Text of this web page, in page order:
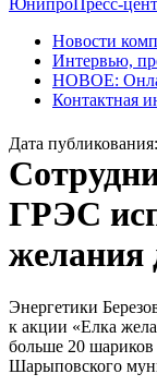
ЮнипроПресс-
Новости
Интервью,
НОВОЕ:
Контактная
Дата
ГРЭС
желания
Энергетики
к акции «Елка
больше 20
Шарыповского